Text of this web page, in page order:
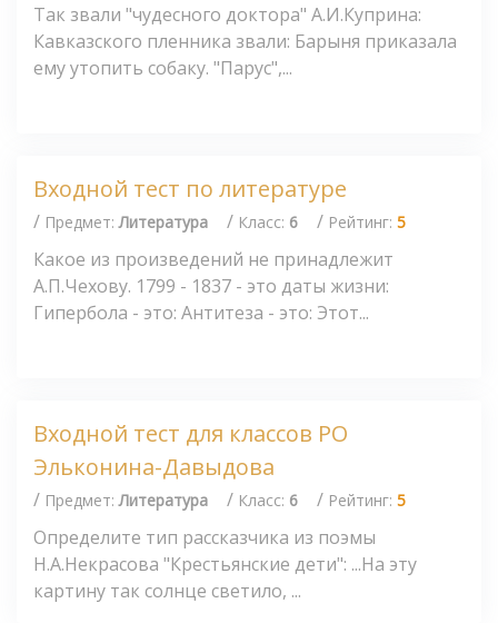
Так звали "чудесного доктора" А.И.Куприна:
Кавказского пленника звали: Барыня приказала
ему утопить собаку. "Парус",...
Входной тест по литературе
/ Предмет:Литература / Класс: 6 / Рейтинг: 5
Какое из произведений не принадлежит
А.П.Чехову. 1799 - 1837 - это даты жизни:
Гипербола - это: Антитеза - это: Этот...
Входной тест для классов РО
Эльконина-Давыдова
/ Предмет:Литература / Класс: 6 / Рейтинг: 5
Определите тип рассказчика из поэмы
Н.А.Некрасова "Крестьянские дети": ...На эту
картину так солнце светило, ...